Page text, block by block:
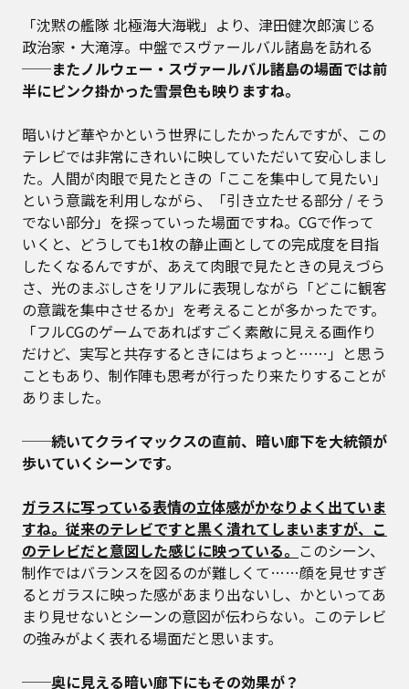
「沈黙の艦隊 北極海大海戦」より、津田健次郎演じる
政治家・大滝淳。中盤でスヴァールバル諸島を訪れる
──またノルウェー・スヴァールバル諸島の場面では前
半にピンク掛かった雪景色も映りますね。
暗いけど華やかという世界にしたかったんですが、この
テレビでは非常にきれいに映していただいて安心しまし
た。人間が肉眼で見たときの「ここを集中して見たい」
という意識を利用しながら、「引き立たせる部分 / そう
でない部分」を探っていった場面ですね。CGで作って
いくと、どうしても1枚の静止画としての完成度を目指
したくなるんですが、あえて肉眼で見たときの見えづら
さ、光のまぶしさをリアルに表現しながら「どこに観客
の意識を集中させるか」を考えることが多かったです。
「フルCGのゲームであればすごく素敵に見える画作り
だけど、実写と共存するときにはちょっと……」と思う
こともあり、制作陣も思考が行ったり来たりすることが
ありました。
──続いてクライマックスの直前、暗い廊下を大統領が
歩いていくシーンです。
ガラスに写っている表情の立体感がかなりよく出ていま
すね。従来のテレビですと黒く潰れてしまいますが、こ
のテレビだと意図した感じに映っている。 このシーン、
制作ではバランスを図るのが難しくて……顔を見せすぎ
るとガラスに映った感があまり出ないし、かといってあ
まり見せないとシーンの意図が伝わらない。このテレビ
の強みがよく表れる場面だと思います。
──奥に見える暗い廊下にもその効果が？